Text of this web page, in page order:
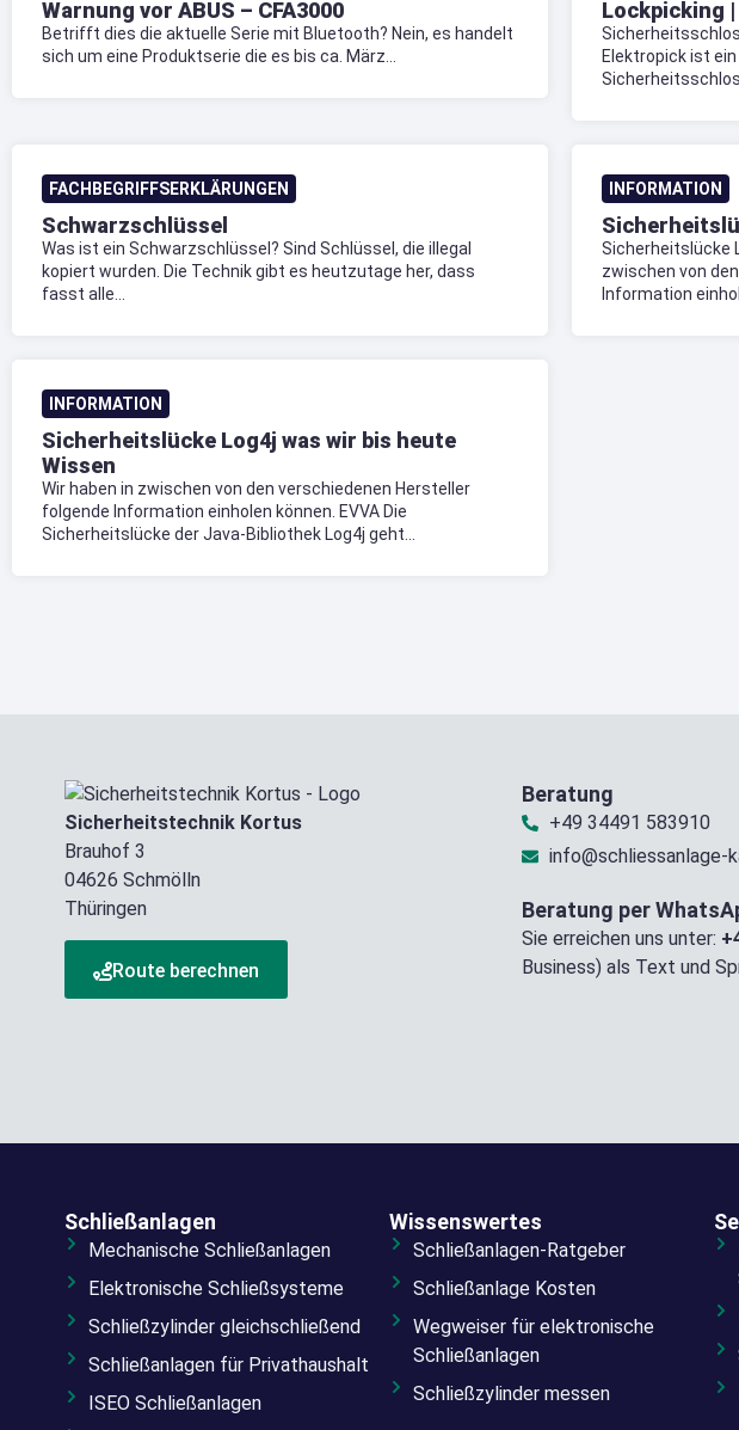
Warnung vor ABUS – CFA3000
Betrifft dies die aktuelle Serie mit Bluetooth? Nein, es handelt
sich um eine Produktserie die es bis ca. März...
Lockpicking
Elektropick ist
FACHBEGRIFFSERKLÄRUNGEN
Schwarzschlüssel
Was ist ein Schwarzschlüssel? Sind Schlüssel, die illegal
kopiert wurden. Die Technik gibt es heutzutage her, dass
fasst alle...
INFORMATION
Sicherheitslücke
zwischen von
Information
INFORMATION
Sicherheitslücke Log4j was wir bis heute
Wissen
Wir haben in zwischen von den verschiedenen Hersteller
folgende Information einholen können. EVVA Die
Sicherheitslücke der Java-Bibliothek Log4j geht...
Sicherheitstechnik Kortus
Brauhof 3
04626 Schmölln
Thüringen
Route berechnen
Beratung
+49 34491 583910
info@schliessanlage-
Beratung per
Sie erreichen uns unter:
Business) als Text und
Schließanlagen
Mechanische Schließanlagen
Elektronische Schließsysteme
Schließzylinder gleichschließend
Schließanlagen für Privathaushalt
ISEO Schließanlagen
Wissenswertes
Schließanlagen-Ratgeber
Schließanlage Kosten
Wegweiser für elektronische
Schließanlagen
Schließzylinder messen